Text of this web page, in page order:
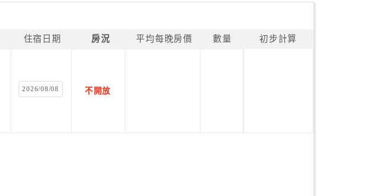
住宿日期 房況 平均每晚房價 數量 初步計算
2026/08/08 不開放